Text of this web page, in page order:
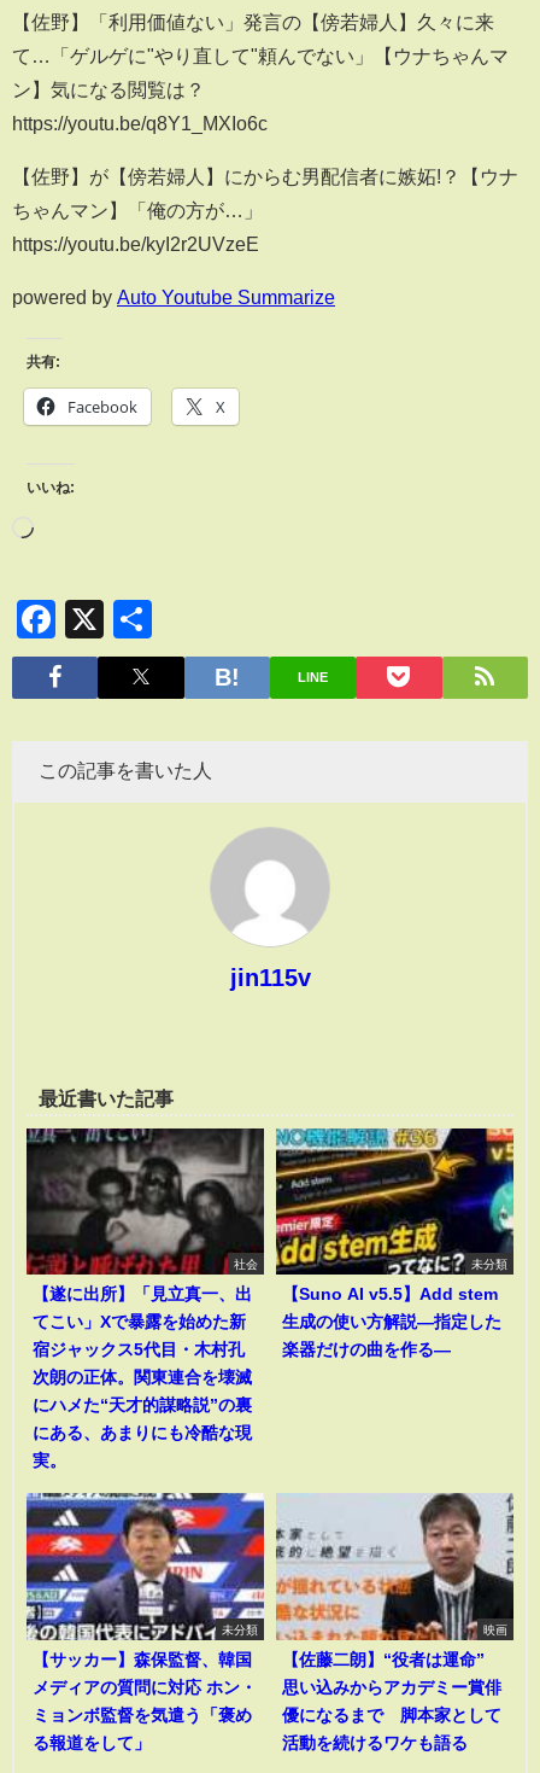
【佐野】「利用価値ない」発言の【傍若婦人】久々に来
て…「ゲルゲに"やり直して"頼んでない」【ウナちゃんマ
ン】気になる閲覧は？
https://youtu.be/q8Y1_MXIo6c
【佐野】が【傍若婦人】にからむ男配信者に嫉妬!？【ウナ
ちゃんマン】「俺の方が…」
https://youtu.be/kyI2r2UVzeE
powered by Auto Youtube Summarize
共有:
Facebook X
いいね:
Facebook
X
有
LINE
この記事を書いた人
jin115v
最近書いた記事
社会
【遂に出所】「見立真一、出
てこい」Xで暴露を始めた新
宿ジャックス5代目・木村孔
次朗の正体。関東連合を壊滅
にハメた“天才的謀略説”の裏
にある、あまりにも冷酷な現
実。
未分類
【Suno AI v5.5】Add stem
生成の使い方解説―指定した
楽器だけの曲を作る―
未分類
【サッカー】森保監督、韓国
メディアの質問に対応 ホン・
ミョンボ監督を気遣う「褒め
る報道をして」
映画
【佐藤二朗】“役者は運命”
思い込みからアカデミー賞俳
優になるまで 脚本家として
活動を続けるワケも語る